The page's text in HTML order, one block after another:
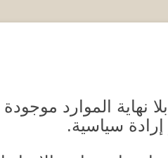
نهاية الموارد
سياسية.